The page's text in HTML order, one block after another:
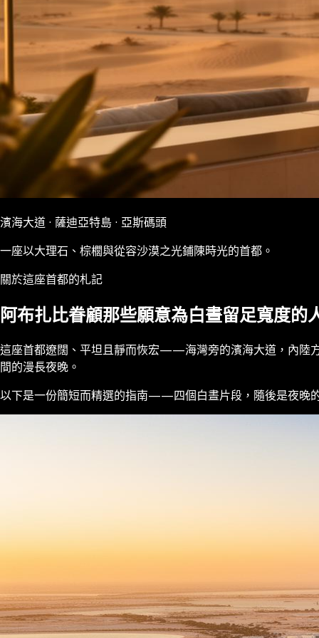
濱海大道 · 薩迪亞特島 · 亞斯碼頭
一座以大理石、棕櫚與從容沙漠之光鋪陳時光的首都。
關於這座首都的札記
阿布扎比眷顧那些願意為白晝留足寬度的
這座首都遼闊、平坦且靜而恢宏——海灣旁的濱海大道，內陸
間的漫長夜晚。
以下是一份簡短而精選的指南——四個白晝片段，隨後是夜晚